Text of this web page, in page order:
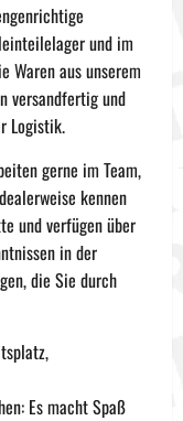
und im
Waren aus unserem
versandfertig und
Logistik.
gerne im Team,
kennen
und verfügen über
in der
die Sie durch
Es macht Spaß